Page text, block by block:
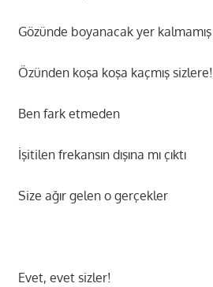
Gözünde boyanacak yer kalmamış
Özünden koşa koşa kaçmış sizlere!
Ben fark etmeden
İşitilen frekansın dışına mı çıktı
Size ağır gelen o gerçekler
Evet, evet sizler!